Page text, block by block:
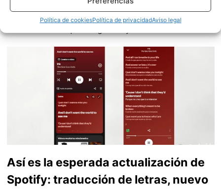
Política de cookiesPolítica de privacidadAviso legal
actualidad. Me gusta probarlo todo en este mundo de la
tecnología. Los gusanos se comen a las manzanas.
Así es la esperada actualización de
Spotify: traducción de letras, nuevo